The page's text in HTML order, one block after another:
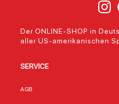
Der ONLINE-SHOP in
aller US-amerikanischen
SERVICE
AGB